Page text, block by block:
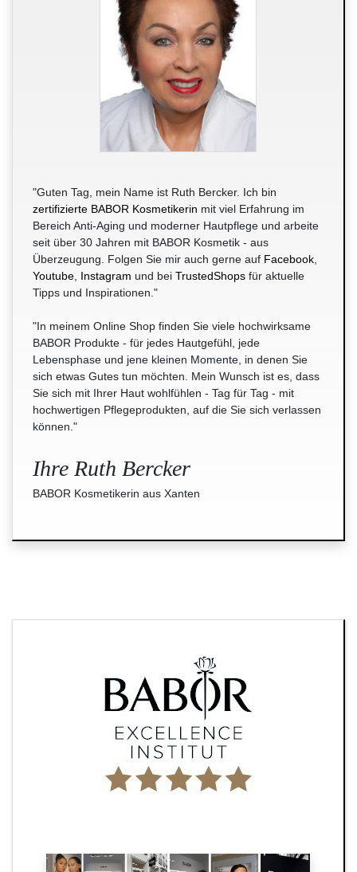
"Guten Tag, mein Name ist Ruth Bercker. Ich bin
zertifizierte BABOR Kosmetikerin mit viel Erfahrung im
Bereich Anti-Aging und moderner Hautpflege und arbeite
seit über 30 Jahren mit BABOR Kosmetik - aus
Überzeugung. Folgen Sie mir auch gerne auf Facebook
Youtube Instagram und bei TrustedShops für aktuelle
Tipps und Inspirationen."
"In meinem Online Shop finden Sie viele hochwirksame
BABOR Produkte - für jedes Hautgefühl, jede
Lebensphase und jene kleinen Momente, in denen Sie
sich etwas Gutes tun möchten. Mein Wunsch ist es, dass
Sie sich mit Ihrer Haut wohlfühlen - Tag für Tag - mit
hochwertigen Pflegeprodukten, auf die Sie sich verlassen
können."
Ihre Ruth Bercker
BABOR Kosmetikerin aus Xanten